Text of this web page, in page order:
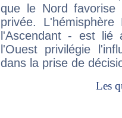
que le Nord favorise
privée.
l'Ascendant - est
l'Ouest privilégie
dans la prise de